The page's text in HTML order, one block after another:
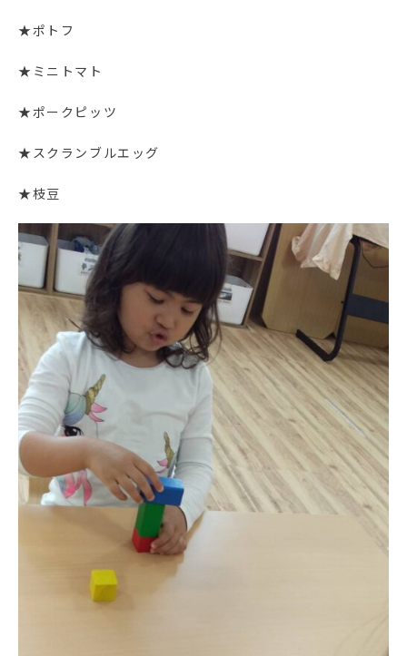
★ポトフ
★ミニトマト
★ポークピッツ
★スクランブルエッグ
★枝豆